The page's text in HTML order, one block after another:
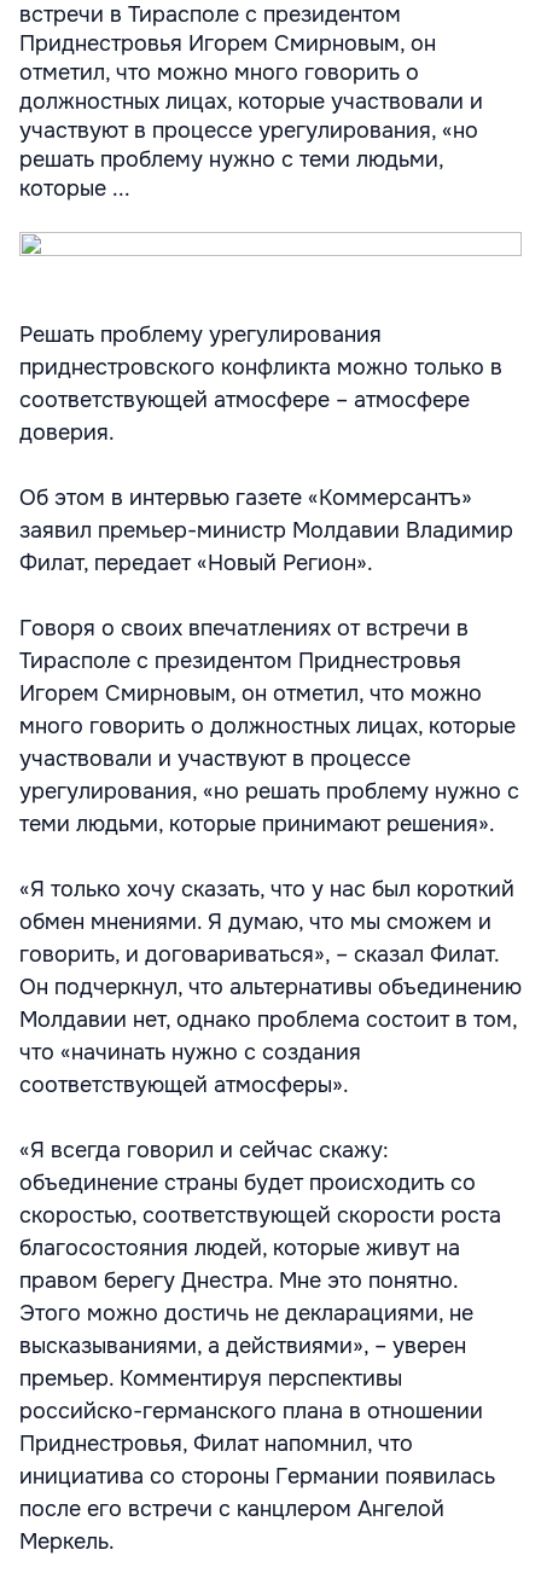
встречи в Тирасполе с президентом
Приднестровья Игорем Смирновым, он
отметил, что можно много говорить о
должностных лицах, которые участвовали и
участвуют в процессе урегулирования, «но
решать проблему нужно с теми людьми,
которые ...
Решать проблему урегулирования
приднестровского конфликта можно только в
соответствующей атмосфере – атмосфере
доверия.
Об этом в интервью газете «Коммерсантъ»
заявил премьер-министр Молдавии Владимир
Филат, передает «Новый Регион».
Говоря о своих впечатлениях от встречи в
Тирасполе с президентом Приднестровья
Игорем Смирновым, он отметил, что можно
много говорить о должностных лицах, которые
участвовали и участвуют в процессе
урегулирования, «но решать проблему нужно с
теми людьми, которые принимают решения».
«Я только хочу сказать, что у нас был короткий
обмен мнениями. Я думаю, что мы сможем и
говорить, и договариваться», – сказал Филат.
Он подчеркнул, что альтернативы объединению
Молдавии нет, однако проблема состоит в том,
что «начинать нужно с создания
соответствующей атмосферы».
«Я всегда говорил и сейчас скажу:
объединение страны будет происходить со
скоростью, соответствующей скорости роста
благосостояния людей, которые живут на
правом берегу Днестра. Мне это понятно.
Этого можно достичь не декларациями, не
высказываниями, а действиями», – уверен
премьер. Комментируя перспективы
российско-германского плана в отношении
Приднестровья, Филат напомнил, что
инициатива со стороны Германии появилась
после его встречи с канцлером Ангелой
Меркель.